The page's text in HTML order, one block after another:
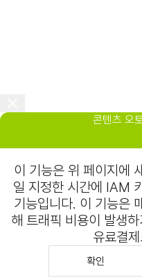
콘텐츠 오
이 기능은 위 페이지에
일 지정한 시간에 IAM
기능입니다. 이 기능은
해 트래픽 비용이 발생
유료결
확인